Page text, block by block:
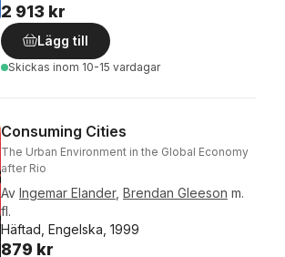
2 913 kr
Lägg till
Skickas inom 10-15 vardagar
Consuming Cities
The Urban Environment in the Global Economy
after Rio
Av Ingemar Elander, Brendan Gleeson m.
fl.
Häftad, Engelska, 1999
879 kr